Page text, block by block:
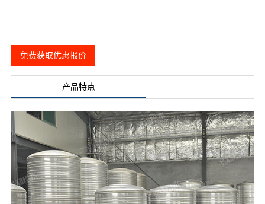
免费获取优惠报价
产品特点